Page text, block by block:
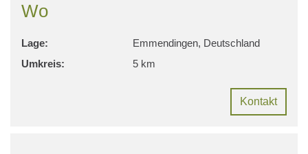
Wo
Lage:
Emmendingen, Deutschland
Umkreis:
5 km
Kontakt